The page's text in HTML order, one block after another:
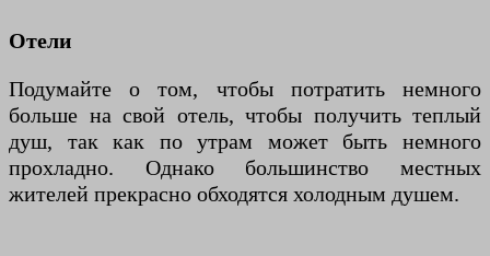
Отели
Подумайте о том, чтобы потратить немного
больше на свой отель, чтобы получить теплый
душ, так как по утрам может быть немного
прохладно. Однако большинство местных
жителей прекрасно обходятся холодным душем.